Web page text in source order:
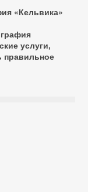
«Кельвика»
услуги,
правильное